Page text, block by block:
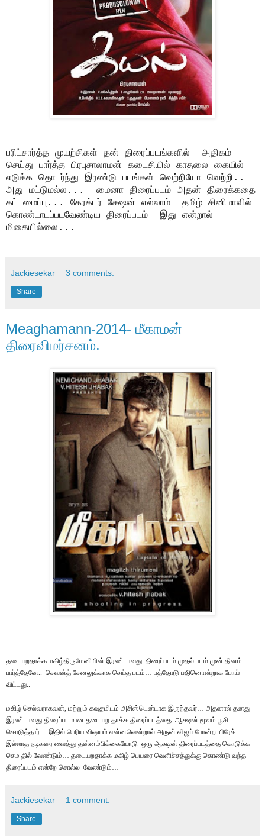
பரிட்சார்த்த முயற்சிகள் தன் திரைப்படங்களில்
அதிகம்
செய்து பார்த்த பிரபுசாலாமன் கடைசியில் காதலை கையில்
எடுக்க தொடர்ந்து இரண்டு படங்கள் வெற்றியோ வெற்றி..
அது மட்டுமல்ல...
மைனா திரைப்படம் அதன் திரைக்கதை
கட்டமைப்பு... கேரக்டர் சேஷன் எல்லாம்
தமிழ் சினிமாவில்
கொண்டாடப்படவேண்டிய திரைப்படம்
இது என்றால்
மிகையில்லை...
Jackiesekar 3 comments:
Share
Meaghamann-2014- மீகாமன்
திரைவிமர்சனம்.
தடையறதாக்க மகிழ்திருமேனியின் இரண்டாவது திரைப்படம் முதல் படம் முன் தினம்
பார்த்தேனே.. செவன்த் சேனலுக்காக செய்த படம்… பத்தோடு பதினொன்றாக போய்
விட்டது..
மகிழ் செல்வராகவன், மற்றும் கவுதமிடம் அசிஸ்டென்டாக இருந்தவர்… அதனால் தனது
இரண்டாவது திரைப்படமான தடையற தாக்க திரைப்படத்தை ஆக்ஷன் மூலம் பூசி
கொடுத்தார்… இதில் பெரிய விஷயம் என்னவென்றால் அருன் விஜய் போன்ற பிரேக்
இல்லாத நடிகரை வைத்து தன்னம்பிக்கையோடு ஒரு ஆக்ஷன் திரைப்படத்தை கொடுக்க
செம தில் வேண்டும்… தடையறதாக்க மகிழ் பெயரை வெளிச்சத்துக்கு கொண்டு வந்த
திரைப்படம் என்றே சொல்ல வேண்டும்…
Jackiesekar 1 comment:
Share